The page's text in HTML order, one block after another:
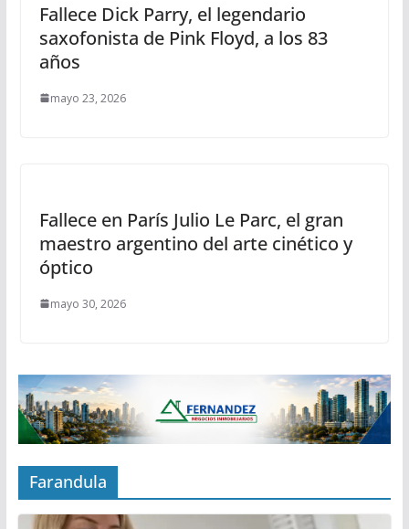
Fallece Dick Parry, el legendario
saxofonista de Pink Floyd, a los 83
años
mayo 23, 2026
Fallece en París Julio Le Parc, el gran
maestro argentino del arte cinético y
óptico
mayo 30, 2026
Farandula